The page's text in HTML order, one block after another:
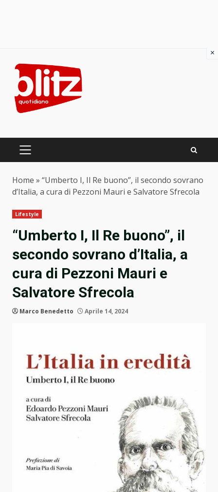
content
PRIMARY
Home » “Umberto I, Il Re buono”, il secondo sovrano
d’Italia, a cura di Pezzoni Mauri e Salvatore Sfrecola
Lifestyle
“Umberto I, Il Re buono”, il
secondo sovrano d’Italia, a
cura di Pezzoni Mauri e
Salvatore Sfrecola
Marco Benedetto Aprile 14, 2024
×